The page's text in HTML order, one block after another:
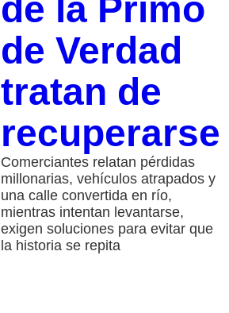
de la Primo
de Verdad
tratan de
recuperarse
Comerciantes relatan pérdidas
millonarias, vehículos atrapados y
una calle convertida en río,
mientras intentan levantarse,
exigen soluciones para evitar que
la historia se repita